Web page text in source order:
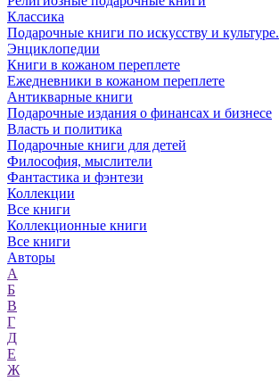
Классика
Подарочные книги по искусству и культуре.
Энциклопедии
Книги в кожаном переплете
Ежедневники в кожаном переплете
Антикварные книги
Подарочные издания о финансах и бизнесе
Власть и политика
Подарочные книги для детей
Философия, мыслители
Фантастика и фэнтези
Коллекции
Все книги
Коллекционные книги
Все книги
Авторы
А
Б
В
Г
Д
Е
Ж